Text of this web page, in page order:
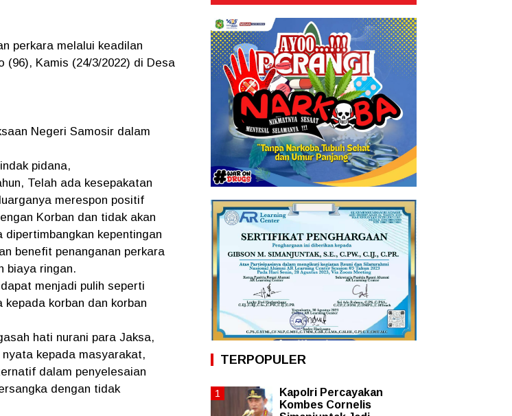
perkara melalui keadilan
Kamis (24/3/2022) di Desa
Negeri Samosir dalam
pidana,
Telah ada kesepakatan
merespon positif
Korban dan tidak akan
dipertimbangkan kepentingan
benefit penanganan perkara
biaya ringan.
menjadi pulih seperti
korban dan korban
hati nurani para Jaksa,
kepada masyarakat,
dalam penyelesaian
dengan tidak
TERPOPULER
Kapolri Percayakan
Kombes Cornelis